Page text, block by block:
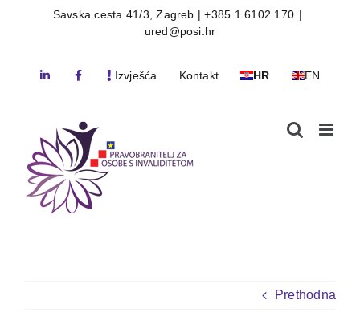
Savska cesta 41/3, Zagreb | +385 1 6102 170 |
ured@posi.hr
Izvješća Kontakt HR EN
Prethodna